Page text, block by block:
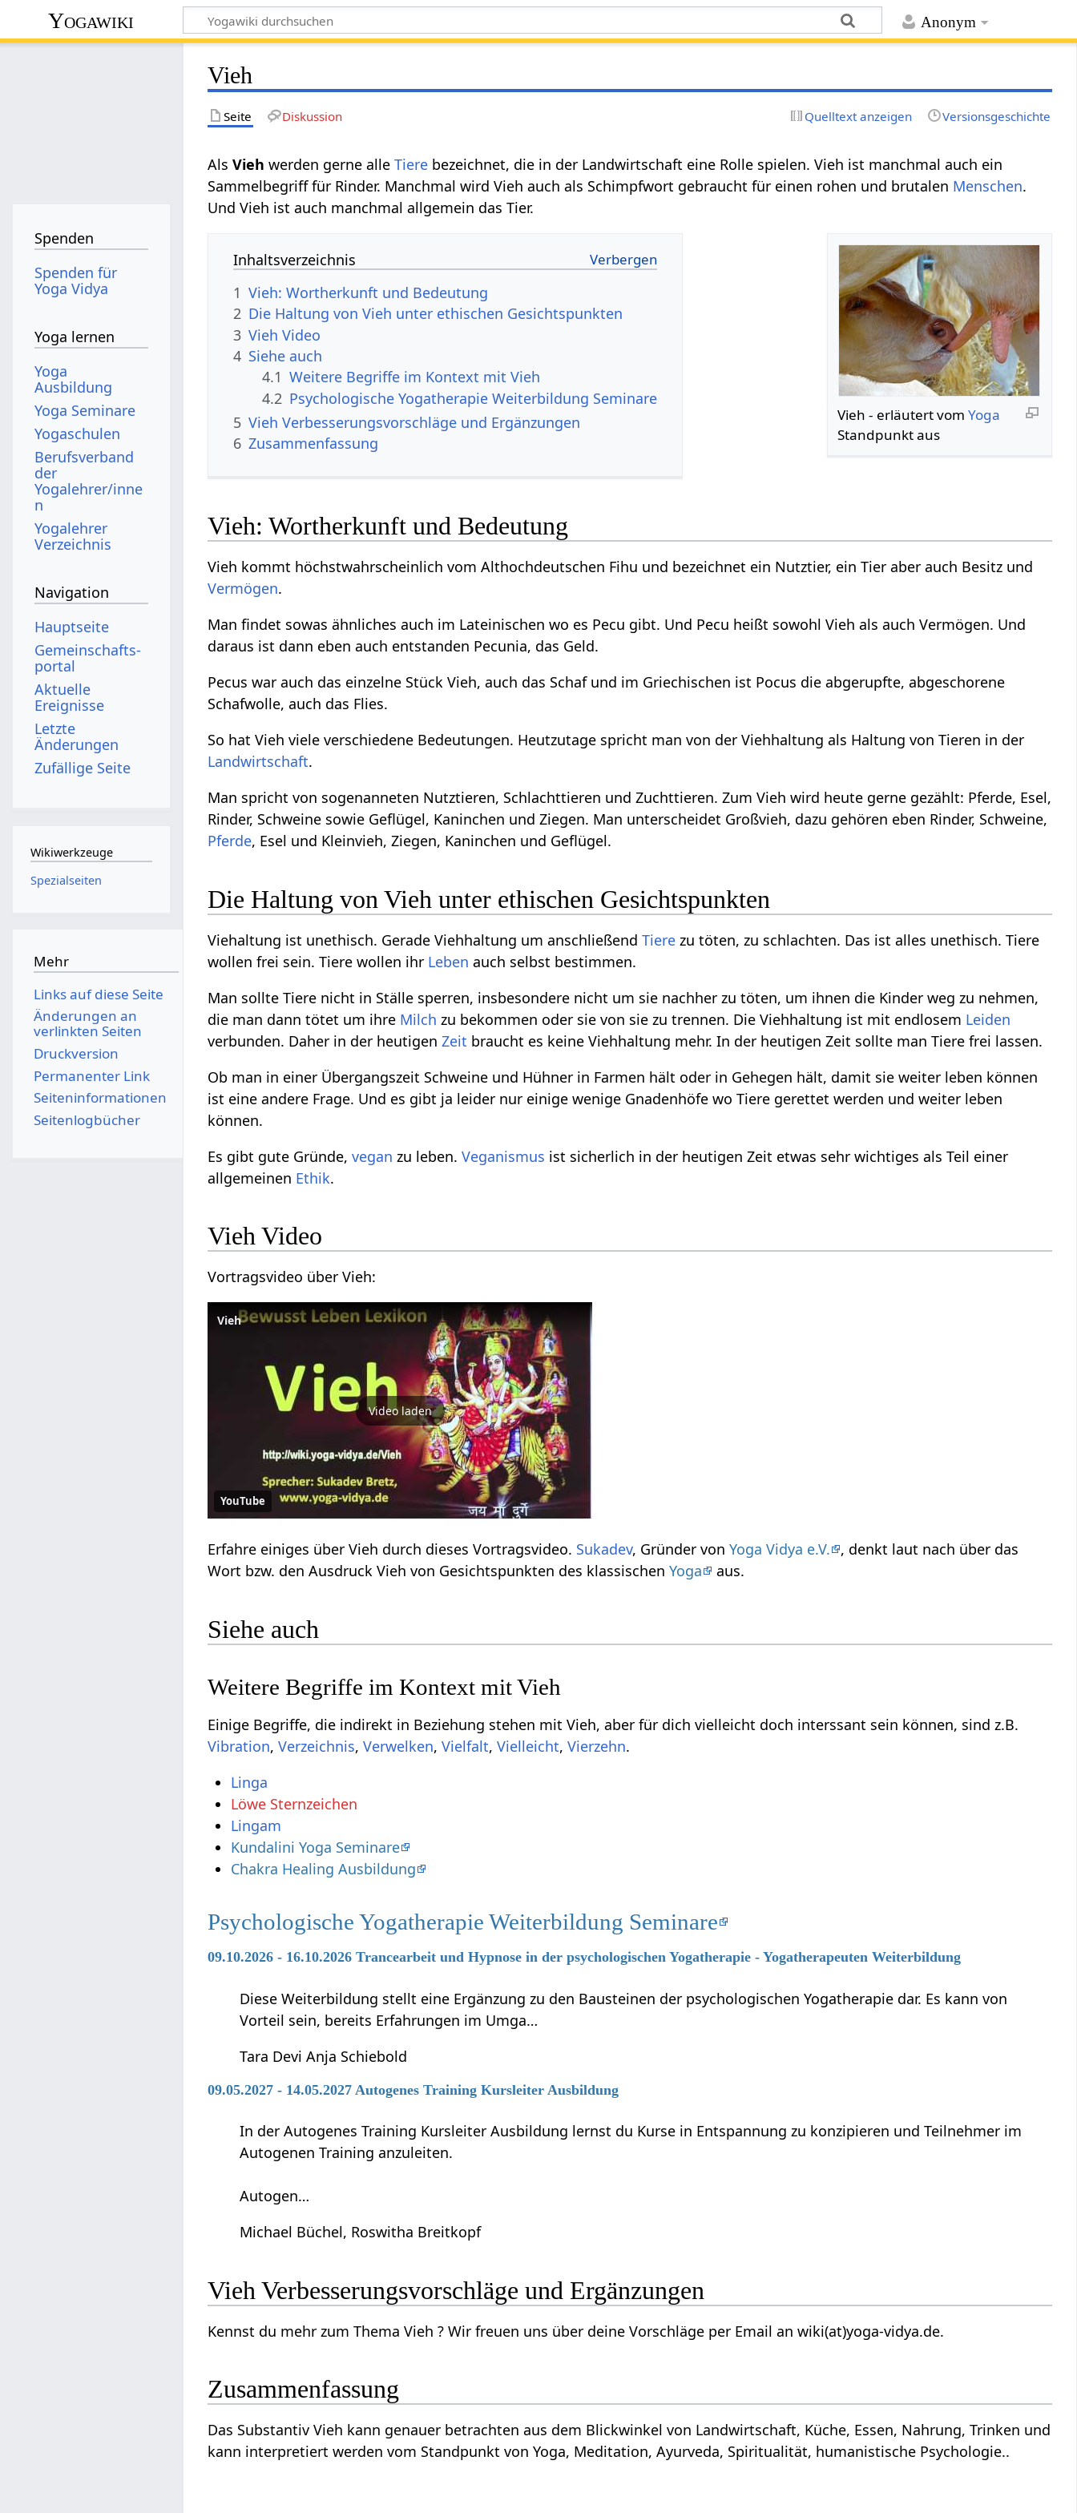
Anonym
Yogawiki
Vieh
Seite Diskussion Quelltext anzeigen Versionsgeschichte
Als werden gerne alleTiere bezeichnet, die in der Landwirtschaft eine Rolle spielen. Vieh ist manchmal auch ein
Sammelbegriff für Rinder. Manchmal wird Vieh auch als Schimpfwort gebraucht für einen rohen und brutalen Menschen.
Und Vieh ist auch manchmal allgemein das Tier.
Vieh‏‎ - erläutert vomYoga
Standpunkt aus
Inhaltsverzeichnis
1 Vieh: Wortherkunft und Bedeutung
2 Die Haltung von Vieh unter ethischen Gesichtspunkten
3
Vieh‏‎ Video
4 Siehe auch
4.1
4.2 Psychologische Yogatherapie Weiterbildung Seminare
5
Vieh‏‎ Verbesserungsvorschläge und Ergänzungen
6 Zusammenfassung
Vieh: Wortherkunft und Bedeutung
Vieh kommt höchstwahrscheinlich vom Althochdeutschen Fihu und bezeichnet ein Nutztier, ein Tier aber auch Besitz und
Vermögen.
Man findet sowas ähnliches auch im Lateinischen wo es Pecu gibt. Und Pecu heißt sowohl Vieh als auch Vermögen. Und
daraus ist dann eben auch entstanden Pecunia, das Geld.
Pecus war auch das einzelne Stück Vieh, auch das Schaf und im Griechischen ist Pocus die abgerupfte, abgeschorene
Schafwolle, auch das Flies.
So hat Vieh viele verschiedene Bedeutungen. Heutzutage spricht man von der Viehhaltung als Haltung von Tieren in der
Landwirtschaft.
Man spricht von sogenanneten Nutztieren, Schlachttieren und Zuchttieren. Zum Vieh wird heute gerne gezählt: Pferde, Esel,
Rinder, Schweine sowie Geflügel, Kaninchen und Ziegen. Man unterscheidet Großvieh, dazu gehören eben Rinder, Schweine,
Pferde, Esel und Kleinvieh, Ziegen, Kaninchen und Geflügel.
Die Haltung von Vieh unter ethischen Gesichtspunkten
Viehaltung ist unethisch. Gerade Viehhaltung um anschließendTiere zu töten, zu schlachten. Das ist alles unethisch. Tiere
wollen frei sein. Tiere wollen ihr Leben auch selbst bestimmen.
Man sollte Tiere nicht in Ställe sperren, insbesondere nicht um sie nachher zu töten, um ihnen die Kinder weg zu nehmen,
die man dann tötet um ihre Milch zu bekommen oder sie von sie zu trennen. Die Viehhaltung ist mit endlosem Leiden
verbunden. Daher in der heutigenZeit braucht es keine Viehhaltung mehr. In der heutigen Zeit sollte man Tiere frei lassen.
Ob man in einer Übergangszeit Schweine und Hühner in Farmen hält oder in Gehegen hält, damit sie weiter leben können
ist eine andere Frage. Und es gibt ja leider nur einige wenige Gnadenhöfe wo Tiere gerettet werden und weiter leben
können.
Es gibt gute Gründe,vegan zu leben.Veganismus ist sicherlich in der heutigen Zeit etwas sehr wichtiges als Teil einer
allgemeinen Ethik.
Vieh‏‎ Video
Vortragsvideo über Vieh‏‎:
Vieh‏‎
Video laden
YouTube
Erfahre einiges über Vieh‏‎ durch dieses Vortragsvideo. Sukadev, Gründer vonYoga Vidya e.V.
, denkt laut nach über das
Wort bzw. den Ausdruck Vieh‏‎ von Gesichtspunkten des klassischenYoga aus.
Siehe auch
Einige Begriffe, die indirekt in Beziehung stehen mit Vieh‏‎, aber für dich vielleicht doch interssant sein können, sind z.B.
, , , , ,
.
Linga
Löwe Sternzeichen
Lingam
Kundalini Yoga Seminare
Chakra Healing Ausbildung
Psychologische Yogatherapie Weiterbildung Seminare
09.10.2026 - 16.10.2026 Trancearbeit und Hypnose in der psychologischen Yogatherapie - Yogatherapeuten Weiterbildung
Diese Weiterbildung stellt eine Ergänzung zu den Bausteinen der psychologischen Yogatherapie dar. Es kann von
Vorteil sein, bereits Erfahrungen im Umga…
Tara Devi Anja Schiebold
09.05.2027 - 14.05.2027 Autogenes Training Kursleiter Ausbildung
In der Autogenes Training Kursleiter Ausbildung lernst du Kurse in Entspannung zu konzipieren und Teilnehmer im
Autogenen Training anzuleiten.
Autogen…
Michael Büchel, Roswitha Breitkopf
Vieh‏‎ Verbesserungsvorschläge und Ergänzungen
Kennst du mehr zum Thema Vieh‏‎ ? Wir freuen uns über deine Vorschläge per Email an wiki(at)yoga-vidya.de.
Zusammenfassung
Das Substantiv Vieh‏‎ kann genauer betrachten aus dem Blickwinkel von Landwirtschaft, Küche, Essen, Nahrung, Trinken und
kann interpretiert werden vom Standpunkt von Yoga, Meditation, Ayurveda, Spiritualität, humanistische Psychologie..
Spenden
Spenden für
Yoga Vidya
Yoga lernen
Yoga
Ausbildung
Yoga Seminare
Yogaschulen
Berufsverband
der
Yogalehrer/inne
n
Yogalehrer
Verzeichnis
Navigation
Hauptseite
Gemeinschafts­
portal
Aktuelle
Ereignisse
Letzte
Änderungen
Zufällige Seite
Wikiwerkzeuge
Spezialseiten
Mehr
Links auf diese Seite
Änderungen an
verlinkten Seiten
Druckversion
Permanenter Link
Seiten­­informationen
Seitenlogbücher